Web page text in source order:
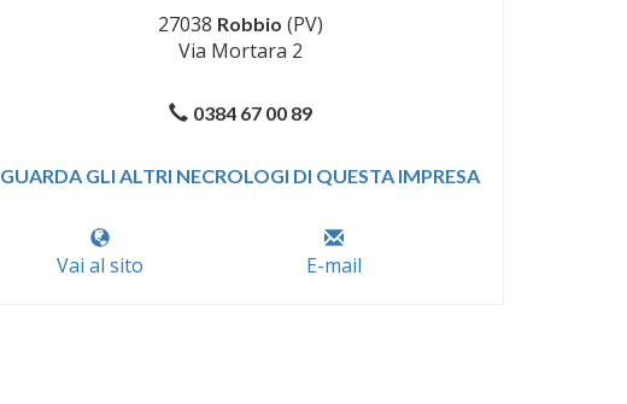
27038 Robbio (PV)
Via Mortara 2
0384 67 00 89
GUARDA GLI ALTRI NECROLOGI DI QUESTA IMPRESA
Vai al sito E-mail